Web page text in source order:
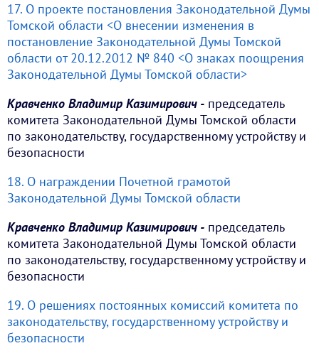
17. О проекте постановления Законодательной Думы
Томской области <О внесении изменения в
постановление Законодательной Думы Томской
области от 20.12.2012 № 840 <О знаках поощрения
Законодательной Думы Томской области>
Кравченко Владимир Казимирович - председатель
комитета Законодательной Думы Томской области
по законодательству, государственному устройству и
безопасности
18. О награждении Почетной грамотой
Законодательной Думы Томской области
Кравченко Владимир Казимирович - председатель
комитета Законодательной Думы Томской области
по законодательству, государственному устройству и
безопасности
19. О решениях постоянных комиссий комитета по
законодательству, государственному устройству и
безопасности